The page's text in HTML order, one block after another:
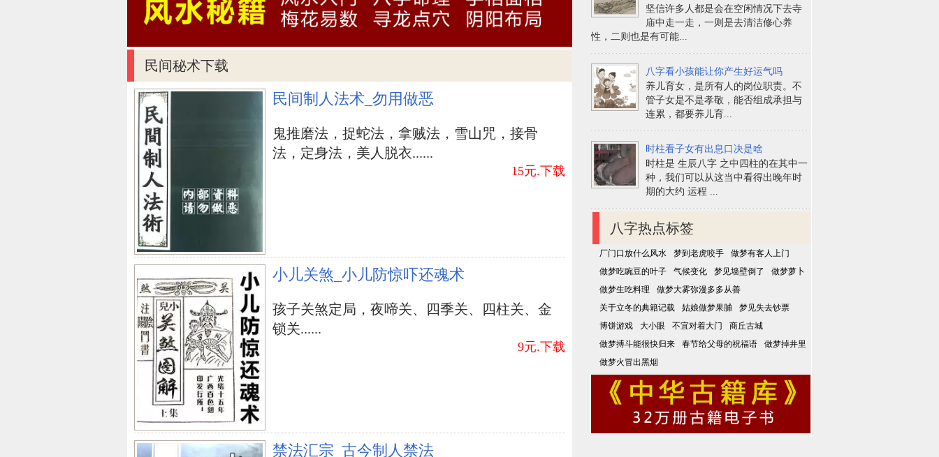
正月初五（冲蛇）； 二月初十（冲龙）、 十三（冲羊）； 三月二十（冲羊）； 四
月初十（冲兔）、十一（冲龙）、廿 袭一（冲虎）、廿二（冲兔）；五月（无）；
六月十一（冲兔）、廿一（冲牛）；七月十四（冲鼠）；八月初十（冲牛）、廿一
（冲鼠）；九月十六（冲牛）、廿六（冲猪）；十月初六（冲猴）、初八（冲
狗）、十九（冲鸡）、廿一（冲猪）；冬月廿六（冲狗）、廿七（冲猪）；腊月初
六（冲羊）、初八（冲鸡）。
这种全是上等婚娶吉日，除此之外，沒有更强的。别的的一切日子都是有缺乏。
婚姻
上一篇： 完全免费算一下自身的运势
民间秘术下载
民间制人法术_勿用做恶
鬼推磨法，捉蛇法，拿贼法，雪山咒，接骨
法，定身法，美人脱衣......
15元.下载
小儿关煞_小儿防惊吓还魂术
孩子关煞定局，夜啼关、四季关、四柱关、金
锁关......
9元.下载
禁法汇宗_古今制人禁法
坚信许多人都是会在空闲情况下去寺
庙中走一走，一则是去清洁修心养
性，二则也是有可能...
八字看小孩能让你产生好运气吗
养儿育女，是所有人的岗位职责。不
管子女是不是孝敬，能否组成承担与
连累，都要养儿育...
时柱看子女有出息口决是啥
时柱是 生辰八字 之中四柱的在其中一
种，我们可以从这当中看得出晚年时
期的大约 运程 ...
八字热点标签
厂门口放什么风水 梦到老虎咬手
做梦有客人上门
做梦吃豌豆的叶子
气候变化 梦见墙壁倒了
做梦萝卜
做梦生吃料理
做梦大雾弥漫多多从善
关于立冬的典籍记载
姑娘做梦果脯
梦见失去钞票
博饼游戏
大小眼 不宜对着大门
商丘古城
做梦搏斗能很快归来
春节给父母的祝福语
做梦掉井里
做梦火冒出黑烟